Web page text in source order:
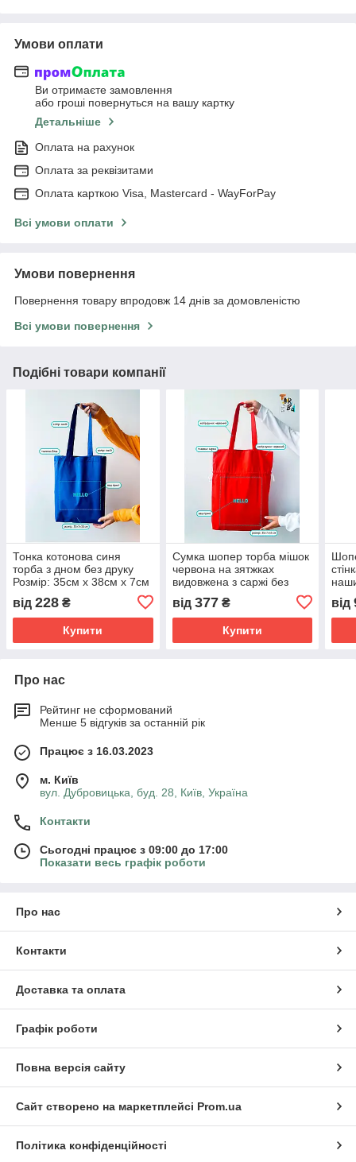
Умови оплати
Ви отримаєте замовлення
або гроші повернуться на вашу картку
Детальніше
Оплата на рахунок
Оплата за реквізитами
Оплата карткою Visa, Mastercard - WayForPay
Всі умови оплати
Умови повернення
Повернення товару впродовж 14 днів за домовленістю
Всі умови повернення
Подібні товари компанії
Тонка котонова синя
торба з дном без друку
Розмір: 35cм х 38см х 7см
від 228 ₴
Купити
Сумка шопер торба мішок
червона на зятжках
видовжена з саржі без
друку Розмір: 35cм х 45см
х 7см
від 377₴
Купити
від
Про нас
Рейтинг не сформований
Менше 5 відгуків за останній рік
Працює з 16.03.2023
м. Київ
вул. Дубровицька, буд. 28, Київ, Україна
Контакти
Сьогодні працює з 09:00 до 17:00
Показати весь графік роботи
Про нас
Контакти
Доставка та оплата
Графік роботи
Повна версія сайту
Сайт створено на маркетплейсі Prom.ua
Політика конфіденційності